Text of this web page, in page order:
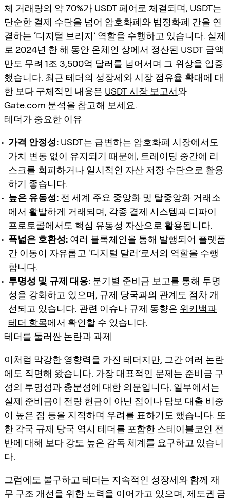
체 거래량의 약 70%가 USDT 페어로 체결되며, USDT는
단순한 결제 수단을 넘어 암호화폐와 법정화폐 간을 연
결하는 ‘디지털 브리지’ 역할을 수행하고 있습니다. 실제
로 2024년 한 해 동안 온체인 상에서 정산된 USDT 금액
만도 무려 1조 3,500억 달러를 넘어서며 그 위상을 입증
했습니다. 최근 테더의 성장세와 시장 점유율 확대에 대
한 보다 구체적인 내용은 USDT 시장 보고서와
Gate.com 분석을 참고해 보세요.
테더가 중요한 이유
가격 안정성: USDT는 급변하는 암호화폐 시장에서도
가치 변동 없이 유지되기 때문에, 트레이딩 중간에 리
스크를 회피하거나 일시적인 자산 저장 수단으로 활용
하기 좋습니다.
높은 유동성: 전 세계 주요 중앙화 및 탈중앙화 거래소
에서 활발하게 거래되며, 각종 결제 시스템과 디파이
프로토콜에서도 핵심 유동성 자산으로 활용됩니다.
폭넓은 호환성: 여러 블록체인을 통해 발행되어 플랫폼
간 이동이 자유롭고 ‘디지털 달러’로서의 역할을 수행
합니다.
투명성 및 규제 대응: 분기별 준비금 보고를 통해 투명
성을 강화하고 있으며, 규제 당국과의 관계도 점차 개
선되고 있습니다. 관련 이슈나 규제 동향은 위키백과
테더 항목에서 확인할 수 있습니다.
테더를 둘러싼 논란과 과제
이처럼 막강한 영향력을 가진 테더지만, 그간 여러 논란
에도 직면해 왔습니다. 가장 대표적인 문제는 준비금 구
성의 투명성과 충분성에 대한 의문입니다. 일부에서는
실제 준비금이 전량 현금이 아닌 점이나 담보 대출 비중
이 높은 점 등을 지적하며 우려를 표하기도 했습니다. 또
한 각국 규제 당국 역시 테더를 포함한 스테이블코인 전
반에 대해 보다 강도 높은 감독 체계를 요구하고 있습니
다.
그럼에도 불구하고 테더는 지속적인 성장세와 함께 재
무 구조 개선을 위한 노력을 이어가고 있으며, 제도권 금